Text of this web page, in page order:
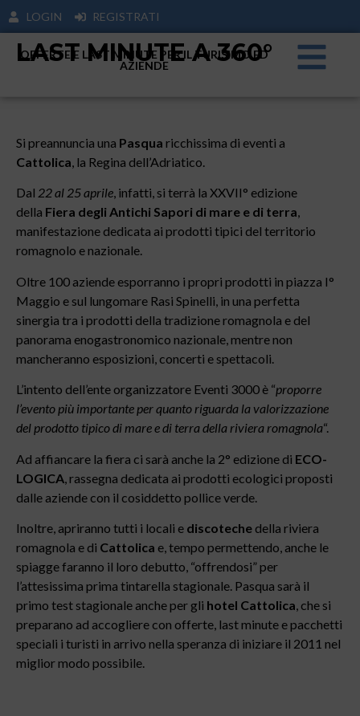
LOGIN REGISTRATI
LAST MINUTE A 360°
OFFERTE E LAST MINUTE PER IL TURISIMO ED
AZIENDE
Si preannuncia una Pasqua ricchissima di eventi a
Cattolica, la Regina dell’Adriatico.
Dal 22 al 25 aprile, infatti, si terrà la XXVII° edizione
della Fiera degli Antichi Sapori di mare e di terra,
manifestazione dedicata ai prodotti tipici del territorio
romagnolo e nazionale.
Oltre 100 aziende esporranno i propri prodotti in piazza I°
Maggio e sul lungomare Rasi Spinelli, in una perfetta
sinergia tra i prodotti della tradizione romagnola e del
panorama enogastronomico nazionale, mentre non
mancheranno esposizioni, concerti e spettacoli.
L’intento dell’ente organizzatore Eventi 3000 è “proporre
l’evento più importante per quanto riguarda la valorizzazione
del prodotto tipico di mare e di terra della riviera romagnola“.
Ad affiancare la fiera ci sarà anche la 2° edizione di ECO-
LOGICA , rassegna dedicata ai prodotti ecologici proposti
dalle aziende con il cosiddetto pollice verde.
Inoltre, apriranno tutti i locali e discoteche della riviera
romagnola e di Cattolica e, tempo permettendo, anche le
spiagge faranno il loro debutto, “offrendosi” per
l’attesissima prima tintarella stagionale. Pasqua sarà il
primo test stagionale anche per gli hotel Cattolica, che si
preparano ad accogliere con offerte, last minute e pacchetti
speciali i turisti in arrivo nella speranza di iniziare il 2011 nel
miglior modo possibile.